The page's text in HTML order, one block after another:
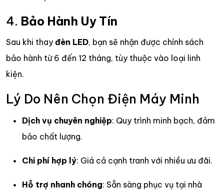
4. Bảo Hành Uy Tín
Sau khi thay đèn LED, bạn sẽ nhận được chính sách
bảo hành từ 6 đến 12 tháng, tùy thuộc vào loại linh
kiện.
Lý Do Nên Chọn Điện Máy Minh
Dịch vụ chuyên nghiệp: Quy trình minh bạch, đảm
bảo chất lượng.
Chi phí hợp lý: Giá cả cạnh tranh với nhiều ưu đãi.
Hỗ trợ nhanh chóng: Sẵn sàng phục vụ tại nhà